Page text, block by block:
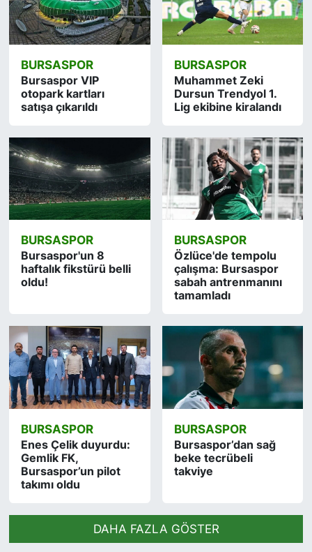
BURSASPOR
Bursaspor VIP
otopark kartları
satışa çıkarıldı
BURSASPOR
Muhammet Zeki
Dursun Trendyol 1.
Lig ekibine kiralandı
BURSASPOR
Bursaspor'un 8
haftalık fikstürü belli
oldu!
BURSASPOR
Özlüce'de tempolu
çalışma: Bursaspor
sabah antrenmanını
tamamladı
BURSASPOR
Enes Çelik duyurdu:
Gemlik FK,
Bursaspor’un pilot
takımı oldu
BURSASPOR
Bursaspor’dan sağ
beke tecrübeli
takviye
DAHA FAZLA GÖSTER